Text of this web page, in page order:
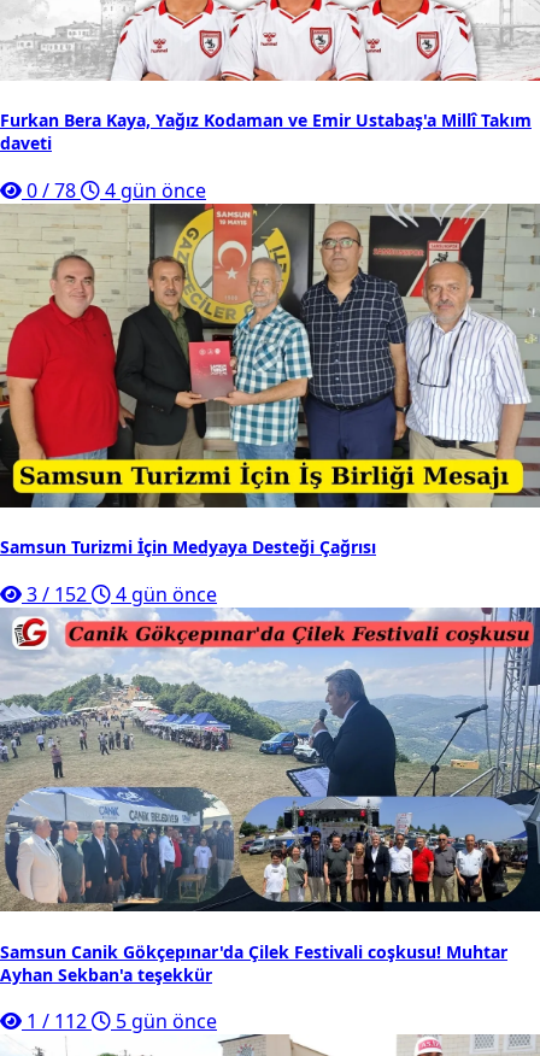
Furkan Bera Kaya, Yağız Kodaman ve Emir Ustabaş'a Millî Takım
daveti
0/78 4 gün önce
Samsun Turizmi İçin Medyaya Desteği Çağrısı
3/ 152 4 gün önce
Samsun Canik Gökçepınar'da Çilek Festivali coşkusu! Muhtar
Ayhan Sekban'a teşekkür
1 / 112 5 gün önce